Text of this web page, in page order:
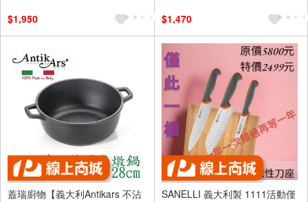
$1,950
$1,470
蓋瑞廚物【義大利Antikars 不沾
SANELLI 義大利製 1111活動僅